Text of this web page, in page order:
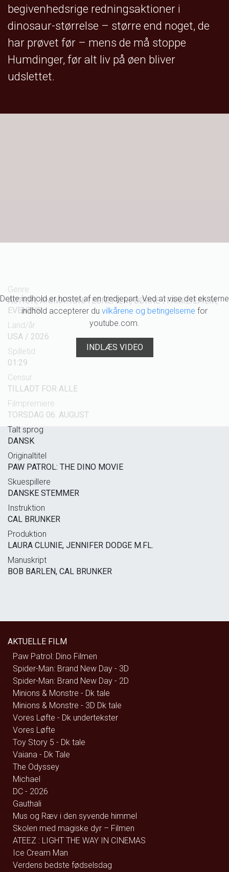
begivenhedsrige redningsaktioner i
dinosaur-størrelse – større end noget, de
har prøvet før – mens de må stoppe
Humdinger, før alt liv på øen bliver
udslettet.
Dette indhold er hostet af en tredjepart. Ved at vise det eksterne
indhold accepterer du vilkårene og betingelserne for
youtube.com.
INDLÆS VIDEO
Genre
ACTION, ANIMATION/TEGNEFILM, BØRNE-/FAMILIEFILM,
EVENTYR
Land/år
USA / 2026
Spilletid
01:29
Censur
TILLADT FOR ALLE
Filmpremiere
TORSDAG 06. AUGUST
Talt sprog
DANSK
Originaltitel
PAW PATROL: THE DINO MOVIE
Skuespillere
DANSKE STEMMER
Instruktion
CAL BRUNKER
Produktion
LAURA CLUNIE, JENNIFER DODGE M.FL.
Manuskript
BOB BARLEN, CAL BRUNKER
AKTUELLE FILM
Paw Patrol: Dino Filmen
Spider-Man: Brand New Day - 3D
Spider-Man: Brand New Day - 2D
Minions & Monstre - Dk tale
Minions & Monstre - 3D Dk tale
Vores Løfte - Dk undertekster
Vores Løfte
Toy Story 5 - Dk tale
Vaiana - Dk Tale
The Odyssey
Michael
DC - 2026
Gauthali
Mus og Ræv i den syvende himmel
Skolen med magiske dyr – Filmen
ATEEZ : LIGHT THE WAY IN CINEMAS
Ice Cream Man
Verdens bedste fødselsdag